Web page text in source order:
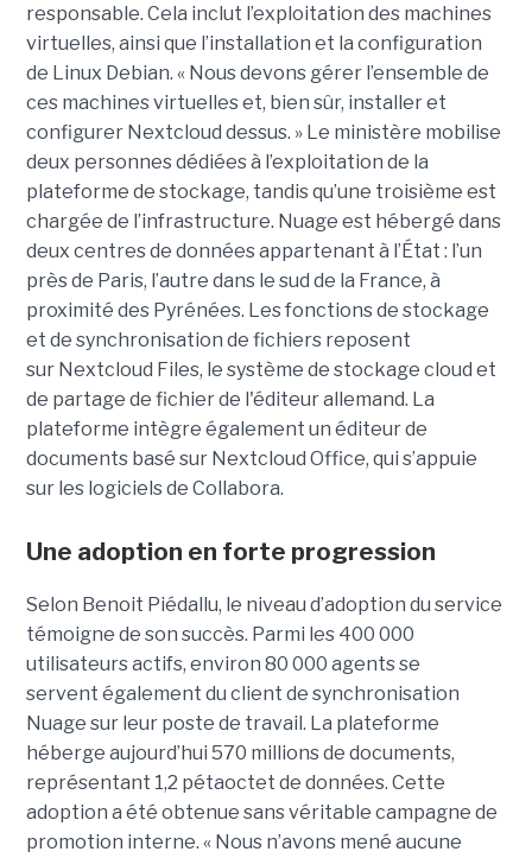
responsable. Cela inclut l’exploitation des machines
virtuelles, ainsi que l’installation et la configuration
de Linux Debian. « Nous devons gérer l’ensemble de
ces machines virtuelles et, bien sûr, installer et
configurer Nextcloud dessus. » Le ministère mobilise
deux personnes dédiées à l’exploitation de la
plateforme de stockage, tandis qu’une troisième est
chargée de l’infrastructure. Nuage est hébergé dans
deux centres de données appartenant à l’État : l’un
près de Paris, l’autre dans le sud de la France, à
proximité des Pyrénées. Les fonctions de stockage
et de synchronisation de fichiers reposent
sur Nextcloud Files, le système de stockage cloud et
de partage de fichier de l'éditeur allemand. La
plateforme intègre également un éditeur de
documents basé sur Nextcloud Office, qui s’appuie
sur les logiciels de Collabora.
Une adoption en forte progression
Selon Benoit Piédallu, le niveau d’adoption du service
témoigne de son succès. Parmi les 400 000
utilisateurs actifs, environ 80 000 agents se
servent également du client de synchronisation
Nuage sur leur poste de travail. La plateforme
héberge aujourd’hui 570 millions de documents,
représentant 1,2 pétaoctet de données. Cette
adoption a été obtenue sans véritable campagne de
promotion interne. « Nous n’avons mené aucune